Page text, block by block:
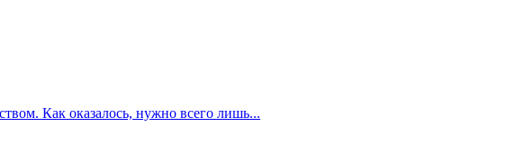
Как оказалось, нужно всего лишь...